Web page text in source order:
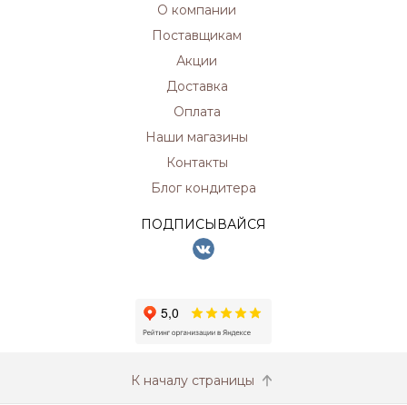
О компании
Поставщикам
Акции
Доставка
Оплата
Наши магазины
Контакты
Блог кондитера
ПОДПИСЫВАЙСЯ
К началу страницы